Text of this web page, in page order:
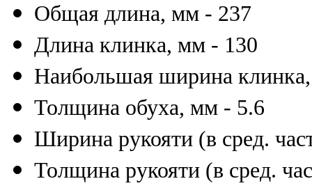
Общая длина, мм - 237
Длина клинка, мм - 130
Наибольшая ширина
Толщина обуха, мм - 5.6
Ширина рукояти (в сред.
Толщина рукояти (в сред.